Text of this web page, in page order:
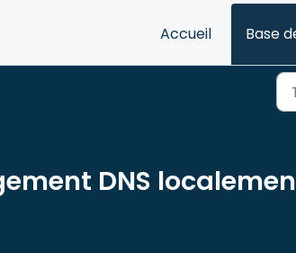
Accueil
Base
DNS